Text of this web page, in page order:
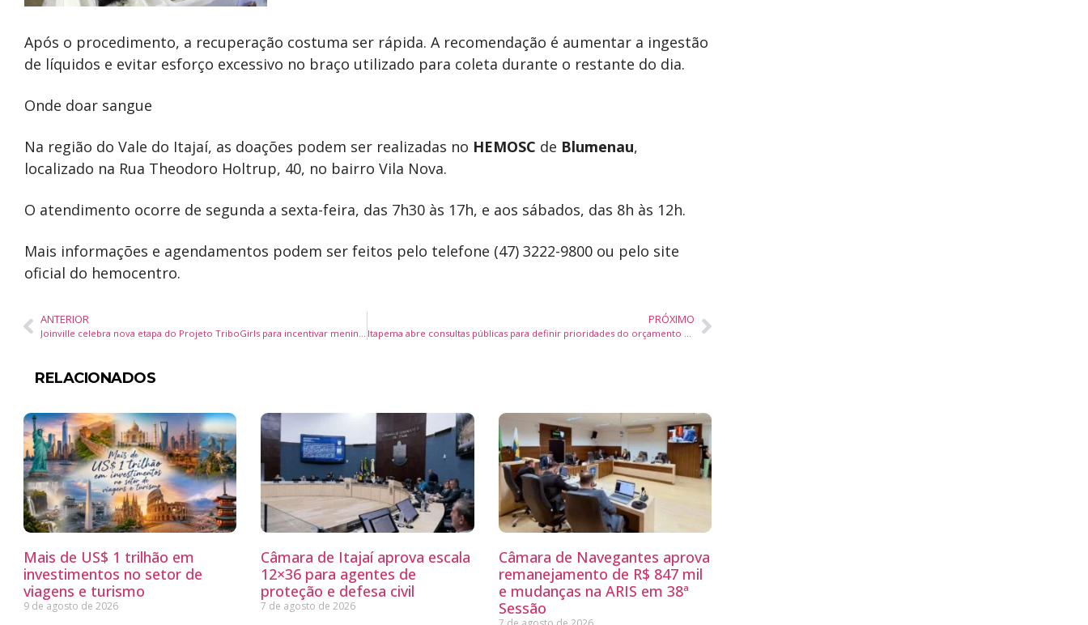
Após o procedimento, a recuperação costuma ser rápida. A recomendação é aumentar a ingestão
de líquidos e evitar esforço excessivo no braço utilizado para coleta durante o restante do dia.
Onde doar sangue
Na região do Vale do Itajaí, as doações podem ser realizadas no HEMOSC de Blumenau,
localizado na Rua Theodoro Holtrup, 40, no bairro Vila Nova.
O atendimento ocorre de segunda a sexta-feira, das 7h30 às 17h, e aos sábados, das 8h às 12h.
Mais informações e agendamentos podem ser feitos pelo telefone (47) 3222-9800 ou pelo site
oficial do hemocentro.
ANTERIOR
Joinville celebra nova etapa do Projeto TriboGirls para incentivar meninas na ciência e tecnologia
PRÓXIMO
Itapema abre consultas públicas para definir prioridades do orçamento municipal de 2027
RELACIONADOS
Mais de US$ 1 trilhão em
investimentos no setor de
viagens e turismo
9 de agosto de 2026
Câmara de Itajaí aprova escala
12×36 para agentes de
proteção e defesa civil
7 de agosto de 2026
Câmara de Navegantes aprova
remanejamento de R$ 847 mil
e mudanças na ARIS em 38ª
Sessão